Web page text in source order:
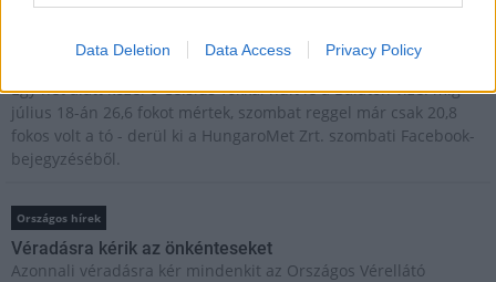
Data Deletion Data Access Privacy Policy
Egy hét alatt közel 6 Celsius-fokkal csökkent a Balaton
Egy hét alatt közel 6 Celsius-fokkal hűlt le a Balaton vize: míg
július 18-án 26,6 fokot mértek, szombat reggel már csak 20,8
fokos volt a tó - derül ki a HungaroMet Zrt. szombati Facebook-
bejegyzéséből.
Országos hírek
Véradásra kérik az önkénteseket
Azonnali véradásra kér mindenkit az Országos Vérellátó